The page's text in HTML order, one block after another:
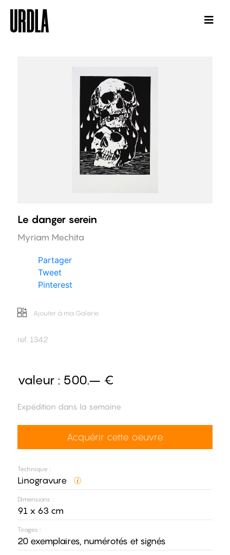
Le danger serein
Myriam Mechita
Partager
Tweet
Pinterest
Ajouter à ma Galerie
ref. 1342
Technique :
Linogravure
Dimensions :
91 x 63 cm
Tirages :
20 exemplaires, numérotés et signés
valeur : 500.– €
Expédition dans la semaine
Acquérir cette oeuvre